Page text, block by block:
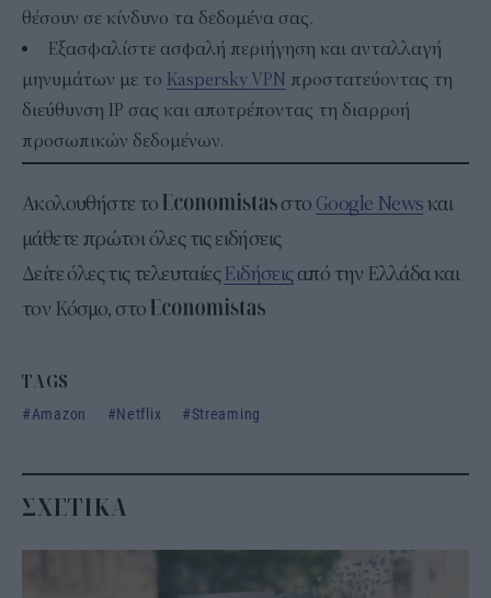
θέσουν σε κίνδυνο τα δεδομένα σας.
Εξασφαλίστε ασφαλή περιήγηση και ανταλλαγή
μηνυμάτων με το Kaspersky VPN προστατεύοντας τη
διεύθυνση IP σας και αποτρέποντας τη διαρροή
προσωπικών δεδομένων.
Ακολουθήστε το στο Google Newsκαι
μάθετε πρώτοι όλες τις ειδήσεις
Δείτε όλες τις τελευταίεςΕιδήσειςαπό την Ελλάδα και
τον Κόσμο, στο
TAGS
Amazon
Netflix Streaming
ΣΧΕΤΙΚΑ